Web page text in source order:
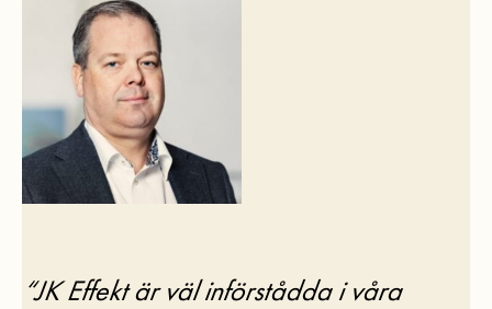
“JK Effekt är väl införstådda i våra